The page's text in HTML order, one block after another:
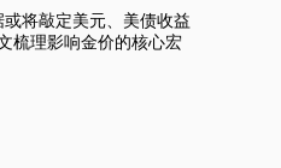
将敲定美元、美债收益
梳理影响金价的核心宏